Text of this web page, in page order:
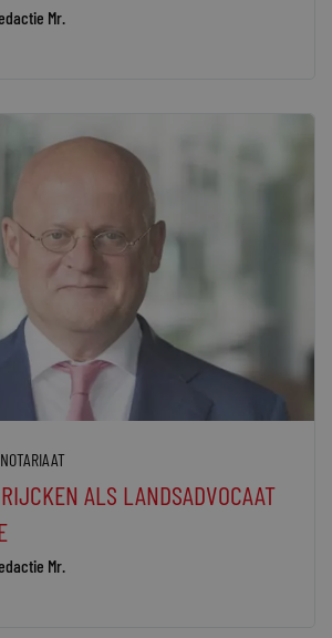
Mr.
NOTARIAAT
ALS LANDSADVOCAAT
Mr.